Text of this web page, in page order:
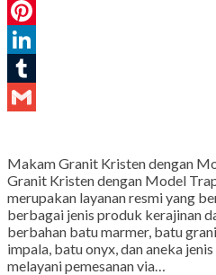
WhatsApp
Pinterest
LinkedIn
Tumblr
Makam Granit Kristen dengan
Granit Kristen dengan Model
merupakan layanan resmi yang
berbagai jenis produk kerajinan
berbahan batu marmer, batu
impala, batu onyx, dan aneka
melayani pemesanan via…